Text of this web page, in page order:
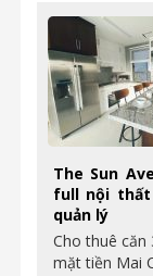
The Sun
full nội thất
quản lý
Cho thuê căn
mặt tiền Mai